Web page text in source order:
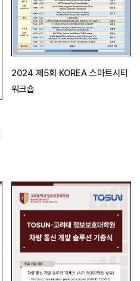
2024 제5회 KOREA 스마트시티
워크숍